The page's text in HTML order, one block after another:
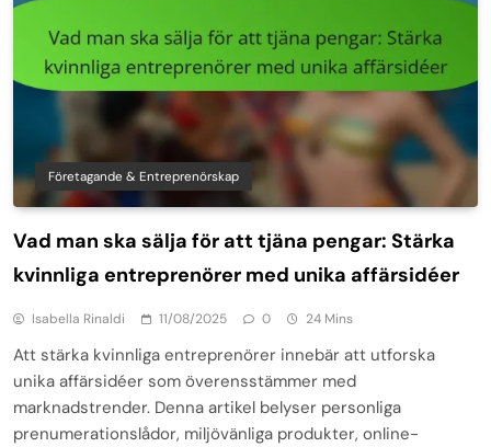
Företagande & Entreprenörskap
Vad man ska sälja för att tjäna pengar: Stärka
kvinnliga entreprenörer med unika affärsidéer
Isabella Rinaldi 11/08/2025 0 24 Mins
Att stärka kvinnliga entreprenörer innebär att utforska
unika affärsidéer som överensstämmer med
marknadstrender. Denna artikel belyser personliga
prenumerationslådor, miljövänliga produkter, online-